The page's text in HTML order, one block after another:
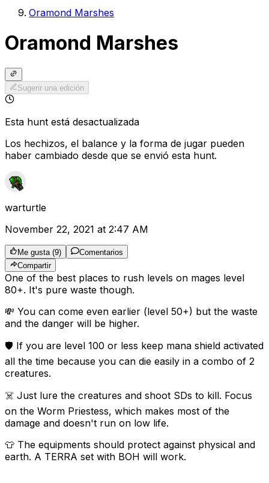
Oramond Marshes
Oramond Marshes
Sugerir una edición
Esta hunt está desactualizada
Los hechizos, el balance y la forma de jugar pueden
haber cambiado desde que se envió esta hunt.
warturtle
November 22, 2021 at 2:47 AM
Me gusta (9)
Comentarios
Compartir
One of the best places to rush levels on mages level
80+. It's pure waste though.
💸 You can come even earlier (level 50+) but the waste
and the danger will be higher.
🛡️ If you are level 100 or less keep mana shield activated
all the time because you can die easily in a combo of 2
creatures.
☠️ Just lure the creatures and shoot SDs to kill. Focus
on the Worm Priestess, which makes most of the
damage and doesn't run on low life.
👕 The equipments should protect against physical and
earth. A TERRA set with BOH will work.